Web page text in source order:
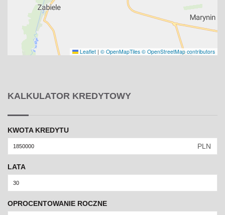
Leaflet | © OpenMapTiles © OpenStreetMap contributors
KALKULATOR KREDYTOWY
KWOTA KREDYTU
PLN
LATA
OPROCENTOWANIE ROCZNE